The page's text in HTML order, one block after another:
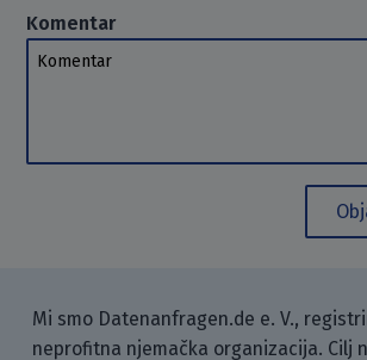
Komentar
Komentar
Mi smo Datenanfragen.de e. V.,
neprofitna njemačka organizacija. Cilj